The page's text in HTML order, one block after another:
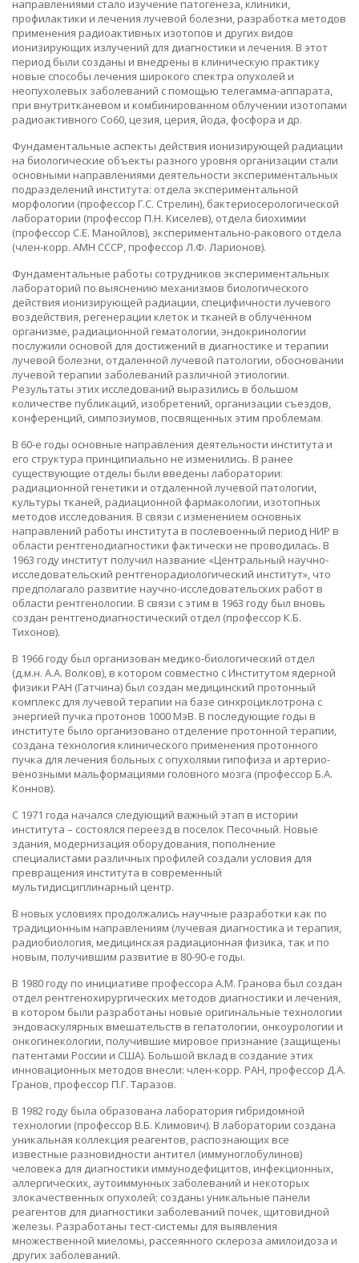
направлениями стало изучение патогенеза, клиники,
профилактики и лечения лучевой болезни, разработка методов
применения радиоактивных изотопов и других видов
ионизирующих излучений для диагностики и лечения. В этот
период были созданы и внедрены в клиническую практику
новые способы лечения широкого спектра опухолей и
неопухолевых заболеваний с помощью телегамма-аппарата,
при внутритканевом и комбинированном облучении изотопами
радиоактивного Со60, цезия, церия, йода, фосфора и др.
Фундаментальные аспекты действия ионизирующей радиации
на биологические объекты разного уровня организации стали
основными направлениями деятельности экспериментальных
подразделений института: отдела экспериментальной
морфологии (профессор Г.С. Стрелин), бактериосерологической
лаборатории (профессор П.Н. Киселев), отдела биохимии
(профессор С.Е. Манойлов), экспериментально-ракового отдела
(член-корр. АМН СССР, профессор Л.Ф. Ларионов).
Фундаментальные работы сотрудников экспериментальных
лабораторий по выяснению механизмов биологического
действия ионизирующей радиации, специфичности лучевого
воздействия, регенерации клеток и тканей в облученном
организме, радиационной гематологии, эндокринологии
послужили основой для достижений в диагностике и терапии
лучевой болезни, отдаленной лучевой патологии, обосновании
лучевой терапии заболеваний различной этиологии.
Результаты этих исследований выразились в большом
количестве публикаций, изобретений, организации съездов,
конференций, симпозиумов, посвященных этим проблемам.
В 60-е годы основные направления деятельности института и
его структура принципиально не изменились. В ранее
существующие отделы были введены лаборатории:
радиационной генетики и отдаленной лучевой патологии,
культуры тканей, радиационной фармакологии, изотопных
методов исследования. В связи с изменением основных
направлений работы института в послевоенный период НИР в
области рентгенодиагностики фактически не проводилась. В
1963 году институт получил название «Центральный научно-
исследовательский рентгенорадиологический институт», что
предполагало развитие научно-исследовательских работ в
области рентгенологии. В связи с этим в 1963 году был вновь
создан рентгенодиагностический отдел (профессор К.Б.
Тихонов).
В 1966 году был организован медико-биологический отдел
(д.м.н. А.А. Волков), в котором совместно с Институтом ядерной
физики РАН (Гатчина) был создан медицинский протонный
комплекс для лучевой терапии на базе синхроциклотрона с
энергией пучка протонов 1000 МэВ. В последующие годы в
институте было организовано отделение протонной терапии,
создана технология клинического применения протонного
пучка для лечения больных с опухолями гипофиза и артерио-
венозными мальформациями головного мозга (профессор Б.А.
Коннов).
С 1971 года начался следующий важный этап в истории
института – состоялся переезд в поселок Песочный. Новые
здания, модернизация оборудования, пополнение
специалистами различных профилей создали условия для
превращения института в современный
мультидисциплинарный центр.
В новых условиях продолжались научные разработки как по
традиционным направлениям (лучевая диагностика и терапия,
радиобиология, медицинская радиационная физика, так и по
новым, получившим развитие в 80-90-е годы.
В 1980 году по инициативе профессора А.М. Гранова был создан
отдел рентгенохирургических методов диагностики и лечения,
в котором были разработаны новые оригинальные технологии
эндоваскулярных вмешательств в гепатологии, онкоурологии и
онкогинекологии, получившие мировое признание (защищены
патентами России и США). Большой вклад в создание этих
инновационных методов внесли: член-корр. РАН, профессор Д.А.
Гранов, профессор П.Г. Таразов.
В 1982 году была образована лаборатория гибридомной
технологии (профессор В.Б. Климович). В лаборатории создана
уникальная коллекция реагентов, распознающих все
известные разновидности антител (иммуноглобулинов)
человека для диагностики иммунодефицитов, инфекционных,
аллергических, аутоиммунных заболеваний и некоторых
злокачественных опухолей; созданы уникальные панели
реагентов для диагностики заболеваний почек, щитовидной
железы. Разработаны тест-системы для выявления
множественной миеломы, рассеянного склероза амилоидоза и
других заболеваний.